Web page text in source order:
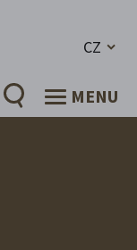
CZ
MENU